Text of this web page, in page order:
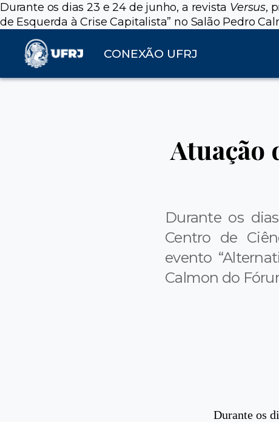
Durante os dias 23 e 24 de junho, a revista Versus,
de Esquerda à Crise Capitalista” no Salão Pedro
CONEXÃO UFRJ
Atuação
Durante os
Centro de
evento
Calmon do
Durante os